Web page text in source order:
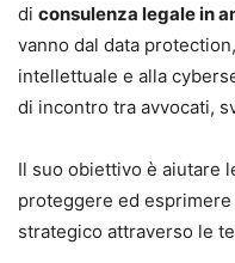
di consulenza legale in
vanno dal data
intellettuale e alla
di incontro tra avvocati,
Il suo obiettivo è aiutare
proteggere ed
strategico attraverso le